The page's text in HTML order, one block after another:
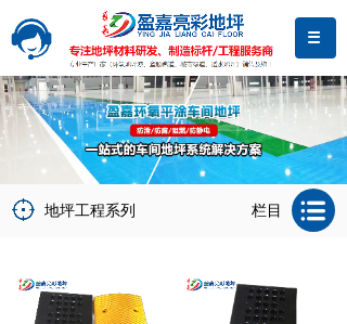
栏目
地坪工程系列